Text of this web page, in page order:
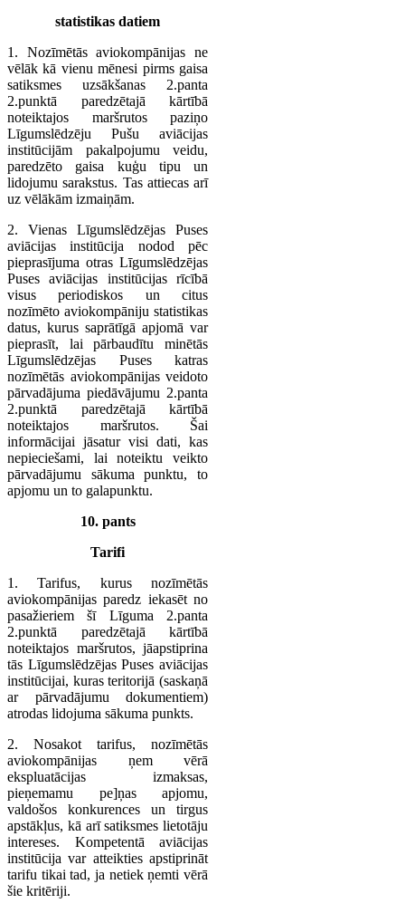
statistikas datiem
1. Nozīmētās aviokompānijas ne
vēlāk kā vienu mēnesi pirms gaisa
satiksmes uzsākšanas 2.panta
2.punktā paredzētajā kārtībā
noteiktajos maršrutos paziņo
Līgumslēdzēju Pušu aviācijas
institūcijām pakalpojumu veidu,
paredzēto gaisa kuģu tipu un
lidojumu sarakstus. Tas attiecas arī
uz vēlākām izmaiņām.
2. Vienas Līgumslēdzējas Puses
aviācijas institūcija nodod pēc
pieprasījuma otras Līgumslēdzējas
Puses aviācijas institūcijas rīcībā
visus periodiskos un citus
nozīmēto aviokompāniju statistikas
datus, kurus saprātīgā apjomā var
pieprasīt, lai pārbaudītu minētās
Līgumslēdzējas Puses katras
nozīmētās aviokompānijas veidoto
pārvadājuma piedāvājumu 2.panta
2.punktā paredzētajā kārtībā
noteiktajos maršrutos. Šai
informācijai jāsatur visi dati, kas
nepieciešami, lai noteiktu veikto
pārvadājumu sākuma punktu, to
apjomu un to galapunktu.
10. pants
Tarifi
1. Tarifus, kurus nozīmētās
aviokompānijas paredz iekasēt no
pasažieriem šī Līguma 2.panta
2.punktā paredzētajā kārtībā
noteiktajos maršrutos, jāapstiprina
tās Līgumslēdzējas Puses aviācijas
institūcijai, kuras teritorijā (saskaņā
ar pārvadājumu dokumentiem)
atrodas lidojuma sākuma punkts.
2. Nosakot tarifus, nozīmētās
aviokompānijas ņem vērā
ekspluatācijas izmaksas,
pieņemamu pe]ņas apjomu,
valdošos konkurences un tirgus
apstākļus, kā arī satiksmes lietotāju
intereses. Kompetentā aviācijas
institūcija var atteikties apstiprināt
tarifu tikai tad, ja netiek ņemti vērā
šie kritēriji.